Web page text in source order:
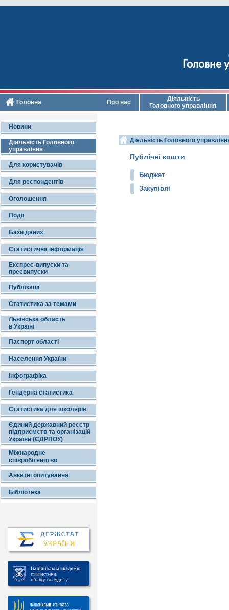
Головне
Головна Про нас
Діяльність
Головного управління
Новини
Діяльність Головного
управління
Для користувачів
Для респондентів
Оголошення
Події
Бази даних
Статистична інформація
Експрес-випуски та
пресвипуски
Публікації
Статистика за темами
Львівська область
в Україні
Паспорт області
Населення України
Інфографіка
Ґендерна статистика
Статистика для школярів
Єдиний державний реєстр
підприємств та організацій
України (ЄДРПОУ)
Міжнародне
співробітництво
Анкетні опитування
Бібліотека
Діяльність Головного
Публічні кошти
Бюджет
Закупівлі